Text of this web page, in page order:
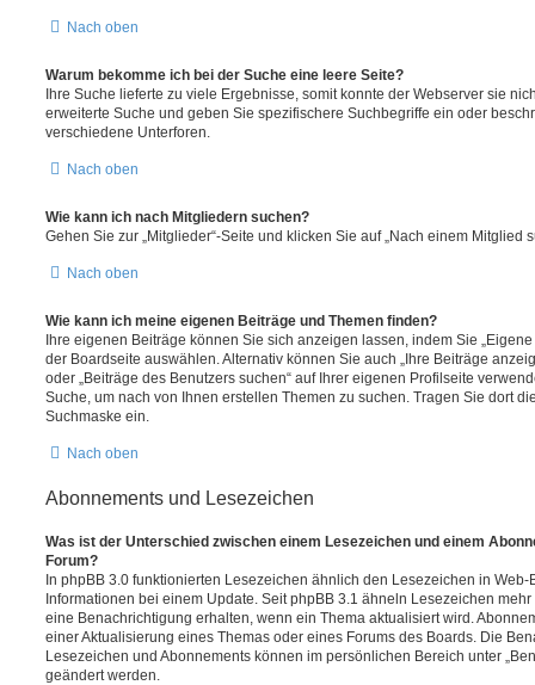
Nach oben
Warum bekomme ich bei der Suche eine leere Seite?
Ihre Suche lieferte zu viele Ergebnisse, somit konnte der Webserver sie
erweiterte Suche und geben Sie spezifischere Suchbegriffe ein oder
verschiedene Unterforen.
Nach oben
Wie kann ich nach Mitgliedern suchen?
Gehen Sie zur „Mitglieder“-Seite und klicken Sie auf „Nach einem Mitglied
Nach oben
Wie kann ich meine eigenen Beiträge und Themen finden?
Ihre eigenen Beiträge können Sie sich anzeigen lassen, indem Sie
der Boardseite auswählen. Alternativ können Sie auch „Ihre Beiträge
oder „Beiträge des Benutzers suchen“ auf Ihrer eigenen Profilseite
Suche, um nach von Ihnen erstellen Themen zu suchen. Tragen Sie dort
Suchmaske ein.
Nach oben
Abonnements und Lesezeichen
Was ist der Unterschied zwischen einem Lesezeichen und einem
Forum?
In phpBB 3.0 funktionierten Lesezeichen ähnlich den Lesezeichen in
Informationen bei einem Update. Seit phpBB 3.1 ähneln Lesezeichen
eine Benachrichtigung erhalten, wenn ein Thema aktualisiert wird.
einer Aktualisierung eines Themas oder eines Forums des Boards. Die
Lesezeichen und Abonnements können im persönlichen Bereich unter
geändert werden.